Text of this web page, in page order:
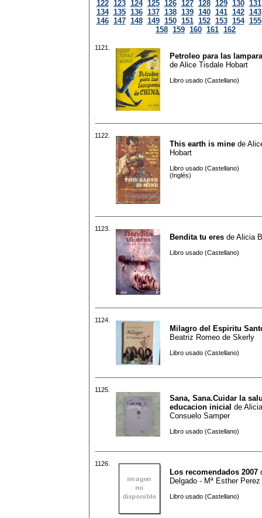
122 123 124 125 126 127 128 129 130 131
134 135 136 137 138 139 140 141 142 143
146 147 148 149 150 151 152 153 154 155
158 159 160 161 162
1121.
Petroleo para las
de Alice Tisdale Hobart
Libro usado (Castellano)
1122.
This earth is mine de
Hobart
Libro usado (Castellano)
(Inglés)
1123.
Bendita tu eres de Alicia
Libro usado (Castellano)
1124.
Milagro del Espiritu
Beatriz Romeo de Skerly
Libro usado (Castellano)
1125.
Sana, Sana.Cuidar la
educacion inicial de
Consuelo Samper
Libro usado (Castellano)
1126.
Los recomendados 2007
Delgado - Mª Esther Perez
Libro usado (Castellano)